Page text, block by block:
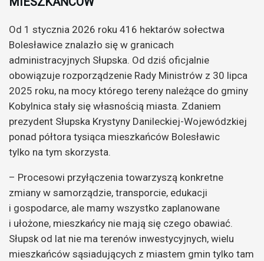
Od 1 stycznia 2026 roku 416 hektarów sołectwa
Bolesławice znalazło się w granicach
administracyjnych Słupska. Od dziś oficjalnie
obowiązuje rozporządzenie Rady Ministrów z 30 lipca
2025 roku, na mocy którego tereny należące do gminy
Kobylnica stały się własnością miasta. Zdaniem
prezydent Słupska Krystyny Danileckiej-Wojewódzkiej
ponad półtora tysiąca mieszkańców Bolesławic
tylko na tym skorzysta.
– Procesowi przyłączenia towarzyszą konkretne
zmiany w samorządzie, transporcie, edukacji
i gospodarce, ale mamy wszystko zaplanowane
i ułożone, mieszkańcy nie mają się czego obawiać.
Słupsk od lat nie ma terenów inwestycyjnych, wielu
mieszkańców sąsiadujących z miastem gmin tylko tam